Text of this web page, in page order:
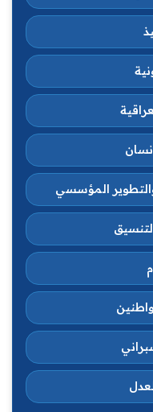
المؤسسي